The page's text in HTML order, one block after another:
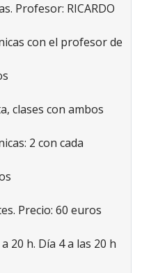
Profesor: RICARDO
con el profesor de
clases con ambos
2 con cada
Precio: 60 euros
20 h. Día 4 a las 20 h